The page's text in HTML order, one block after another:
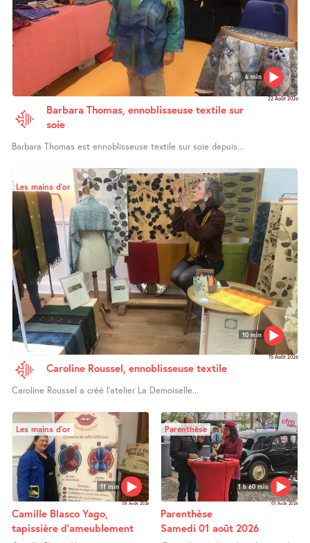
6 min
22 Août 2026
Barbara Thomas, ennoblisseuse textile sur
soie
Barbara Thomas est ennoblisseuse textile sur soie depuis...
10 min
Les mains d’or
15 Août 2026
Caroline Roussel, ennoblisseuse textile
Caroline Roussel a créé l’atelier La Demoiselle...
11 min
Les mains d’or
08 Août 2026
Camille Blasco Yago,
tapissière d’ameublement
1 h 60 min
Parenthèse
01 Août 2026
Parenthèse
Samedi 01 août 2026